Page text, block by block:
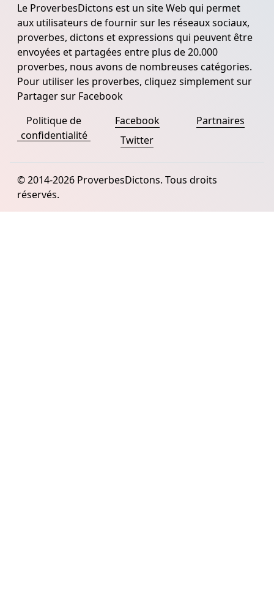
Le ProverbesDictons est un site Web qui permet
aux utilisateurs de fournir sur les réseaux sociaux,
proverbes, dictons et expressions qui peuvent être
envoyées et partagées entre plus de 20.000
proverbes, nous avons de nombreuses catégories.
Pour utiliser les proverbes, cliquez simplement sur
Partager sur Facebook
Politique de
confidentialité
Facebook
Twitter
Partnaires
© 2014-2026 ProverbesDictons. Tous droits
réservés.